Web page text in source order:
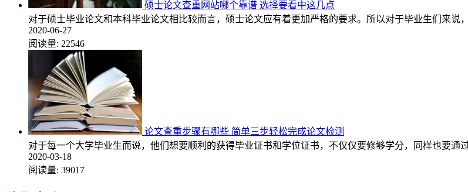
硕士论文查重网站哪个靠谱 选择要看中这几点
对于硕士毕业论文和本科毕业论文相比较而言，硕士论文应有着更加严格的要求。所以对于毕业生们来
2020-06-27
阅读量: 22546
论文查重步骤有哪些 简单三步轻松完成论文检测
对于每一个大学毕业生而说，他们想要顺利的获得毕业证书和学位证书，不仅仅要修够学分，同样也要
2020-03-18
阅读量: 39017